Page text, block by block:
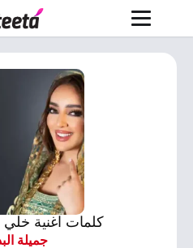
كلمات اغنية خلي
جميلة